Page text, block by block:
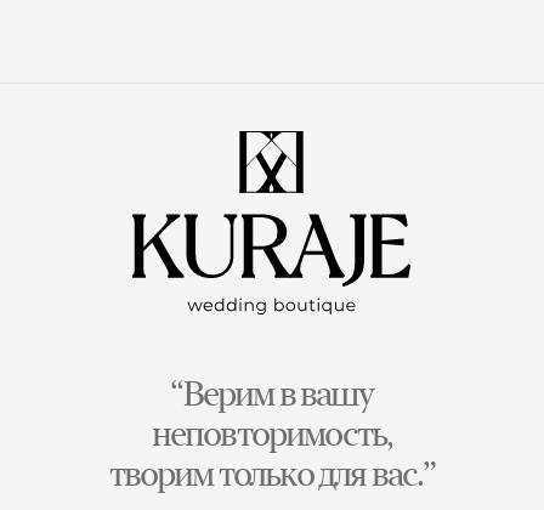
“Верим в вашу
неповторимость,
творим только для вас.”